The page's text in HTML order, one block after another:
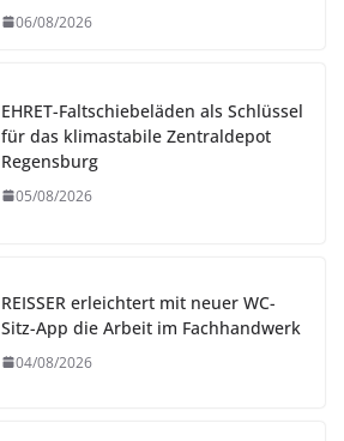
06/08/2026
EHRET-Faltschiebeläden als Schlüssel
für das klimastabile Zentraldepot
Regensburg
05/08/2026
REISSER erleichtert mit neuer WC-
Sitz-App die Arbeit im Fachhandwerk
04/08/2026